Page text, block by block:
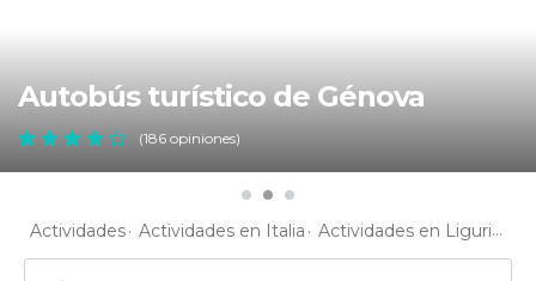
Autobús turístico de Génova
(186 opiniones)
Actividades Actividades en Italia Actividades en Liguria